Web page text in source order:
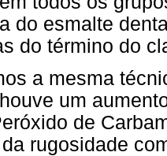
do esmalte
do término do
a mesma
um
de
rugosidade